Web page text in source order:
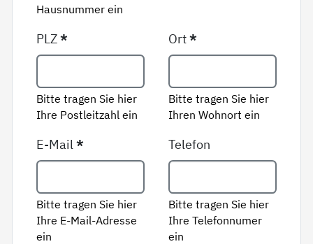
Hausnummer ein
PLZ*
Bitte tragen Sie hier
Ihre Postleitzahl ein
Ort*
Bitte tragen Sie hier
Ihren Wohnort ein
E-Mail*
Bitte tragen Sie hier
Ihre E-Mail-Adresse
ein
Telefon
Bitte tragen Sie hier
Ihre Telefonnumer
ein